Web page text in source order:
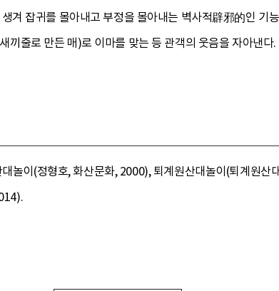
겨 잡귀를 몰아내고 부정을 몰아내는 벽사적辟邪的인 기
끼줄로 만든 매)로 이마를 맞는 등 관객의 웃음을 자아낸
놀이(정형호, 화산문화, 2000), 퇴계원산대놀이(퇴계원